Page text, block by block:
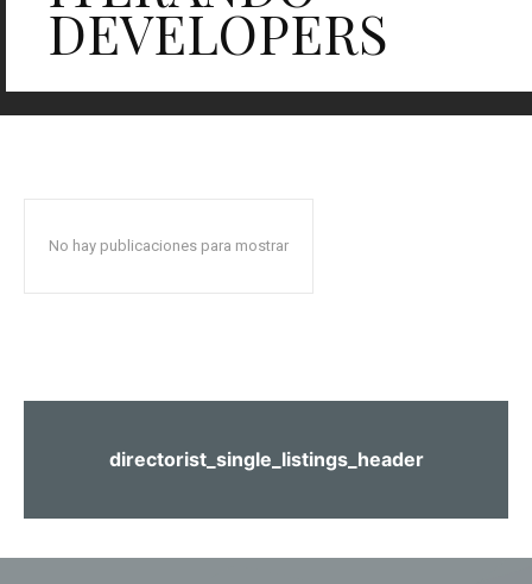
DEVELOPERS
No hay publicaciones para mostrar
directorist_single_listings_header